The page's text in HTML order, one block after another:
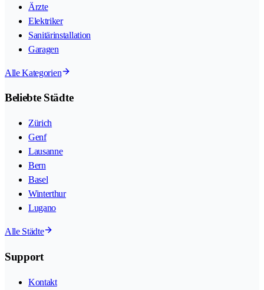
Ärzte
Elektriker
Sanitärinstallation
Garagen
Alle Kategorien
Beliebte Städte
Zürich
Genf
Lausanne
Bern
Basel
Winterthur
Lugano
Alle Städte
Support
Kontakt